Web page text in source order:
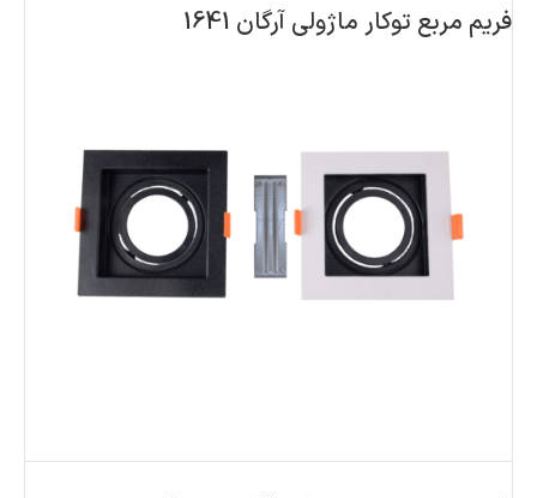
فریم مربع توکار ماژولی آرگان 1641